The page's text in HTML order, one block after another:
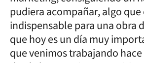
pudiera acompañar, algo
indispensable para una obra
que hoy es un día muy
que venimos trabajando